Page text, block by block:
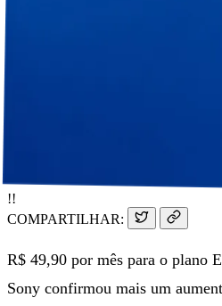
!!
COMPARTILHAR:
R$ 49,90 por mês para o plano
Sony confirmou mais um